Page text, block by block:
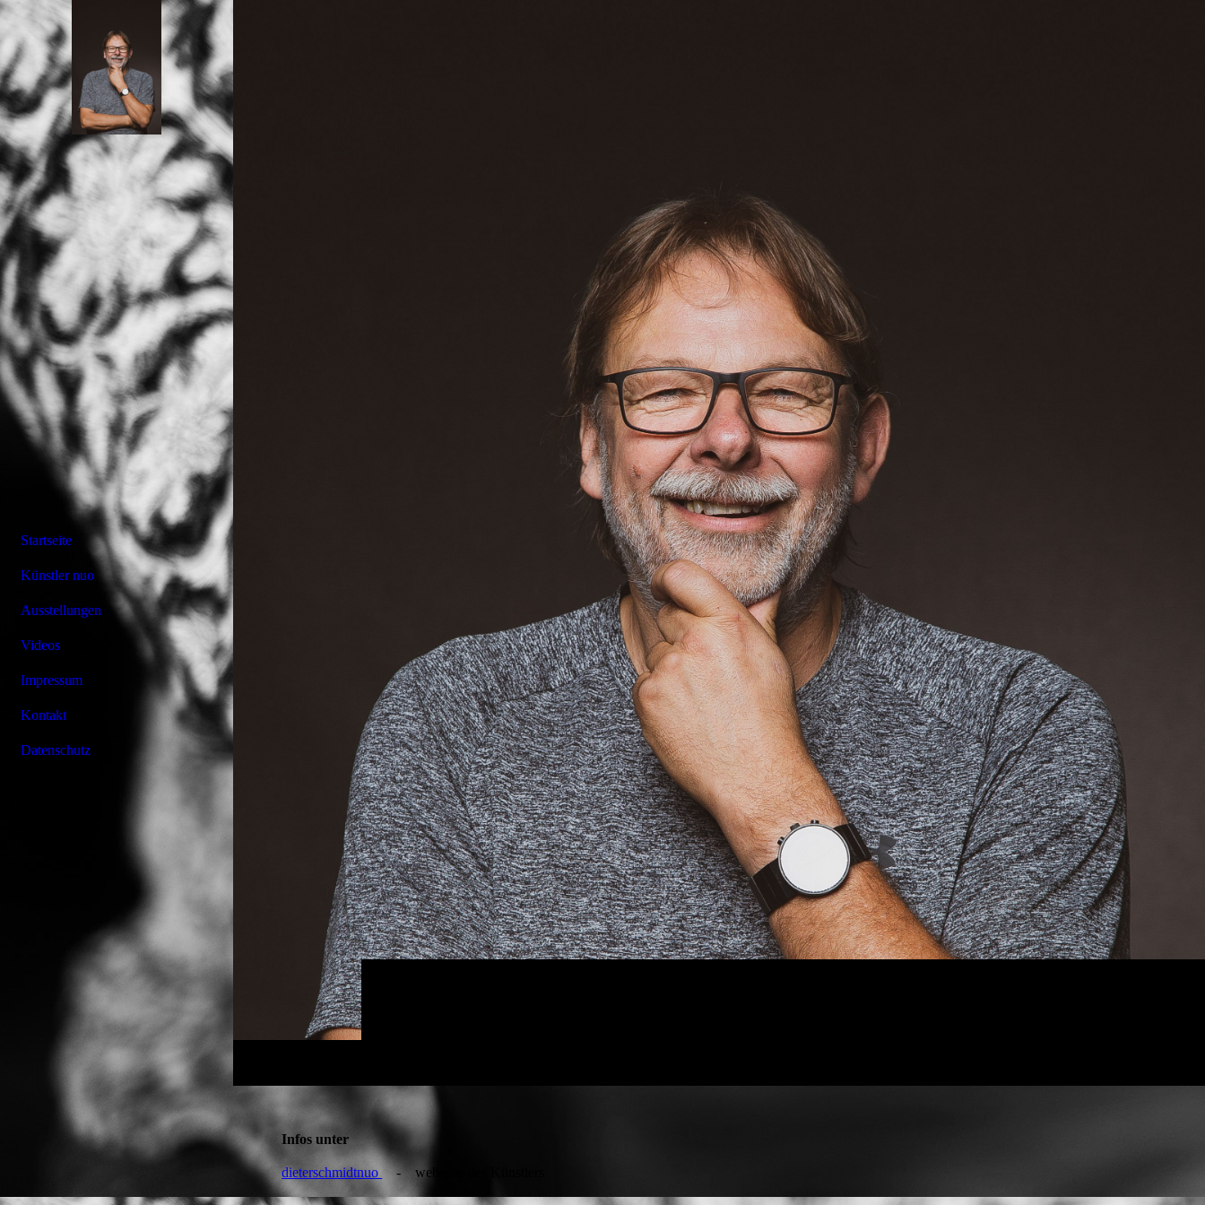
Infos unter
dieterschmidtnuo - webseite des Künstlers
Startseite
Künstler nuo
Ausstellungen
Videos
Impressum
Kontakt
Datenschutz